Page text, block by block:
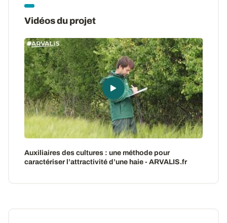
Vidéos du projet
Auxiliaires des cultures : une méthode pour
caractériser l’attractivité d’une haie - ARVALIS.fr